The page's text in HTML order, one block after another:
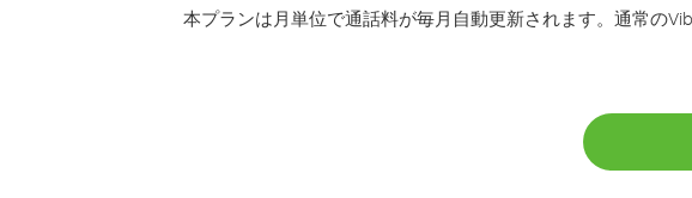
本プランは月単位で通話料が毎月自動更新されます。通常の